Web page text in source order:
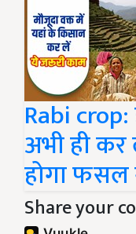
Rabi
अभी ही
होगा
Share your